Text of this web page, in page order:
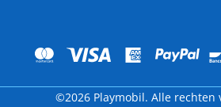
©2026 Playmobil. Alle rechten